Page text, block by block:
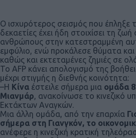
Ο ισχυρότερος σεισμός που έπληξε
δεκαετίες έχει ήδη στοιχίσει τη
ανθρώπους στην κατεστραμμένη
εμφύλιο, ενώ προκάλεσε θύματα και
καθώς και εκτεταμένες ζημιές σε
Το AFP κάνει απολογισμό της
μέχρι στιγμής η διεθνής κοινότητα:
–Η Κίνα έστειλε σήμερα μια ομάδα
Μιανμάρ, ανακοίνωσε το κινεζικό
Εκτάκτων Αναγκών.
Μια άλλη ομάδα, από την επαρχία
σήμερα στη Γιανγκόν, το
ανέφερε η κινεζική κρατική